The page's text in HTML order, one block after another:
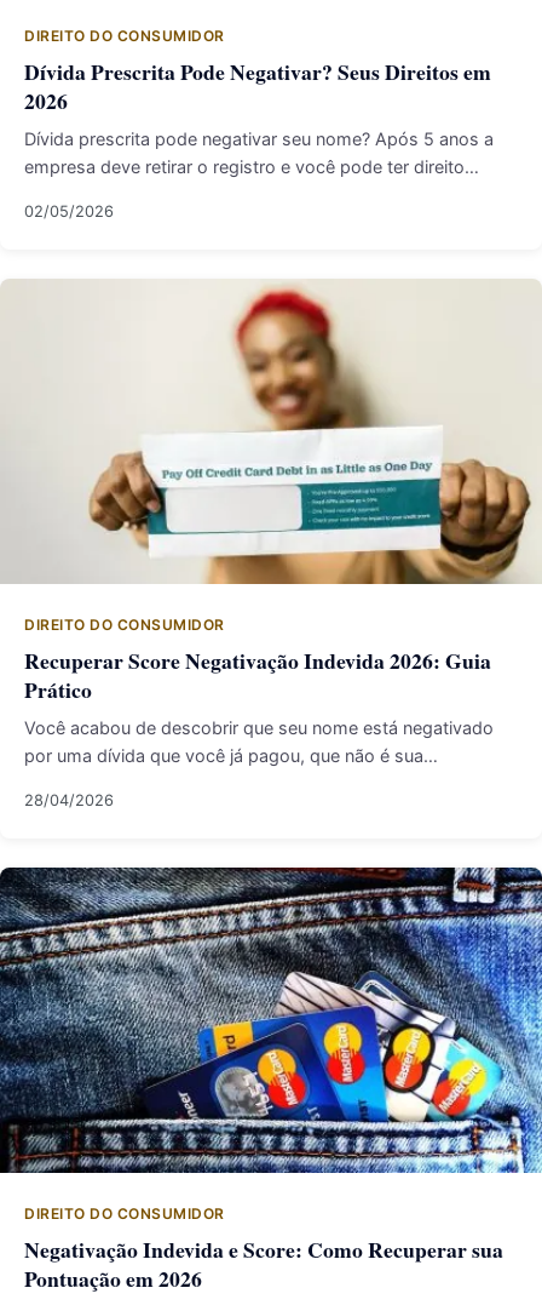
DIREITO DO CONSUMIDOR
Dívida Prescrita Pode Negativar? Seus Direitos em
2026
Dívida prescrita pode negativar seu nome? Após 5 anos a
empresa deve retirar o registro e você pode ter direito…
02/05/2026
DIREITO DO CONSUMIDOR
Recuperar Score Negativação Indevida 2026: Guia
Prático
Você acabou de descobrir que seu nome está negativado
por uma dívida que você já pagou, que não é sua…
28/04/2026
DIREITO DO CONSUMIDOR
Negativação Indevida e Score: Como Recuperar sua
Pontuação em 2026